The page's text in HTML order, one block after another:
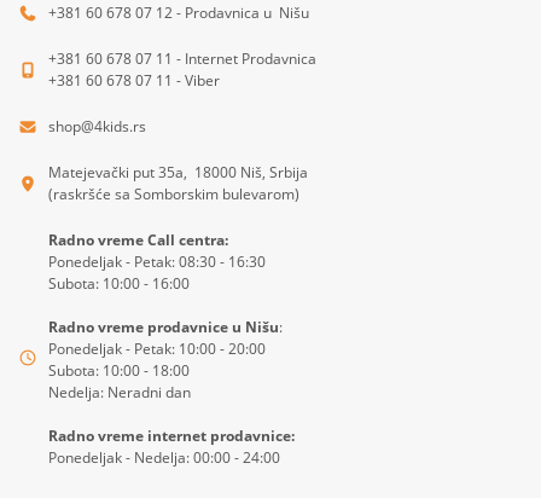
+381 60 678 07 12 - Prodavnica u Nišu
+381 60 678 07 11 - Internet Prodavnica
+381 60 678 07 11 - Viber
shop@4kids.rs
Matejevački put 35a, 18000 Niš, Srbija
(raskršće sa Somborskim bulevarom)
Radno vreme Call centra:
Ponedeljak - Petak: 08:30 - 16:30
Subota: 10:00 - 16:00
Radno vreme prodavnice u Nišu:
Ponedeljak - Petak: 10:00 - 20:00
Subota: 10:00 - 18:00
Nedelja: Neradni dan
Radno vreme internet prodavnice:
Ponedeljak - Nedelja: 00:00 - 24:00